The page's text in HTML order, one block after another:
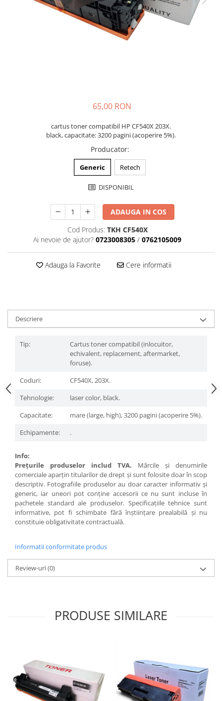
65,00 RON
cartus toner compatibil HP CF540X 203X.
black, capacitate: 3200 pagini (acoperire 5%).
Producator:
Generic Retech
DISPONIBIL
ADAUGA IN COS
Cod Produs: TKH CF540X
Ai nevoie de ajutor? 0723008305 / 0762105009
Adauga la Favorite Cere informatii
Descriere
Tip:
Cartus toner compatibil (inlocuitor,
echivalent, replacement, aftermarket,
foruse).
Coduri:
CF540X, 203X.
Tehnologie:
laser color, black.
Capacitate:
mare (large, high), 3200 pagini (acoperire 5%).
Echipamente:
.
Info:
Preţurile produselor includ TVA. Mărcile şi denumirile
comerciale aparţin titularilor de drept şi sunt folosite doar în scop
descriptiv. Fotografiile produselor au doar caracter informativ şi
generic, iar uneori pot conţine accesorii ce nu sunt incluse în
pachetele standard ale produselor. Specificaţiile tehnice sunt
informative, pot fi schimbate fără înştiinţare prealabilă şi nu
constituie obligativitate contractuală.
Informatii conformitate produs
Review-uri(0)
PRODUSE SIMILARE